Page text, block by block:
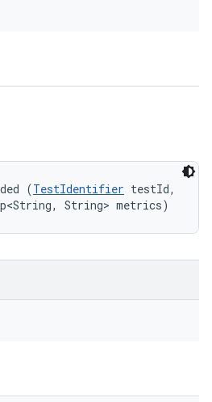
(TestIdentifier testId,
String> metrics)